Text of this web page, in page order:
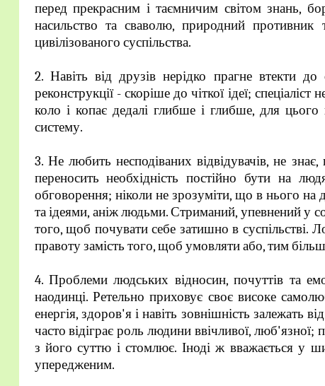
перед прекрасним і таємничим світом знань,
насильство та сваволю, природний противник
цивілізованого суспільства.
2. Навіть від друзів нерідко прагне втекти
реконструкції - скоріше до чіткої ідеї;
коло і копає дедалі глибше і глибше, для цього
систему.
3. Не любить несподіваних відвідувачів, не
переносить необхідність постійно бути на
обговорення; ніколи не зрозуміти, що в нього на
та ідеями, аніж людьми. Стриманий, упевнений у
того, щоб почувати себе затишно в суспільстві.
правоту замість того, щоб умовляти або, тим
4. Проблеми людських відносин, почуттів та
наодинці. Ретельно приховує своє високе
енергія, здоров'я і навіть зовнішність залежать
часто відіграє роль людини ввічливої, люб'язної;
з його суттю і стомлює. Іноді ж вважається у
упередженим.